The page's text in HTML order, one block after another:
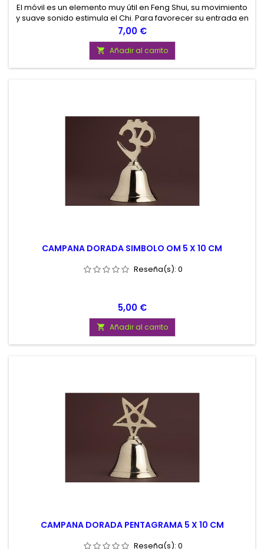
El móvil es un elemento muy útil en Feng Shui, su movimiento
y suave sonido estimula el Chi. Para favorecer su entrada en
el hogar suele aconsejarse que se coloque en la entrada, el
balcón, el porche o la terraza.
Precio
7,00 €
 Añadir al carrito
CAMPANA DORADA SIMBOLO OM 5 X 10 CM
Reseña(s): 0
Precio
5,00 €
 Añadir al carrito
CAMPANA DORADA PENTAGRAMA 5 X 10 CM
Reseña(s): 0